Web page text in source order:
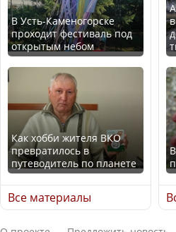
Ең төменгі жалақы,
алимент, экология: жеті
партия сайлаушылармен
нені талқылап жатыр?
Минимальная зарплата,
алименты, экология — о
чем говорят с
избирателями
представители партий
В Усть-Каменогорске
проходит фестиваль под
открытым небом
Как хобби жителя ВКО
превратилось в
путеводитель по планете
Все материалы